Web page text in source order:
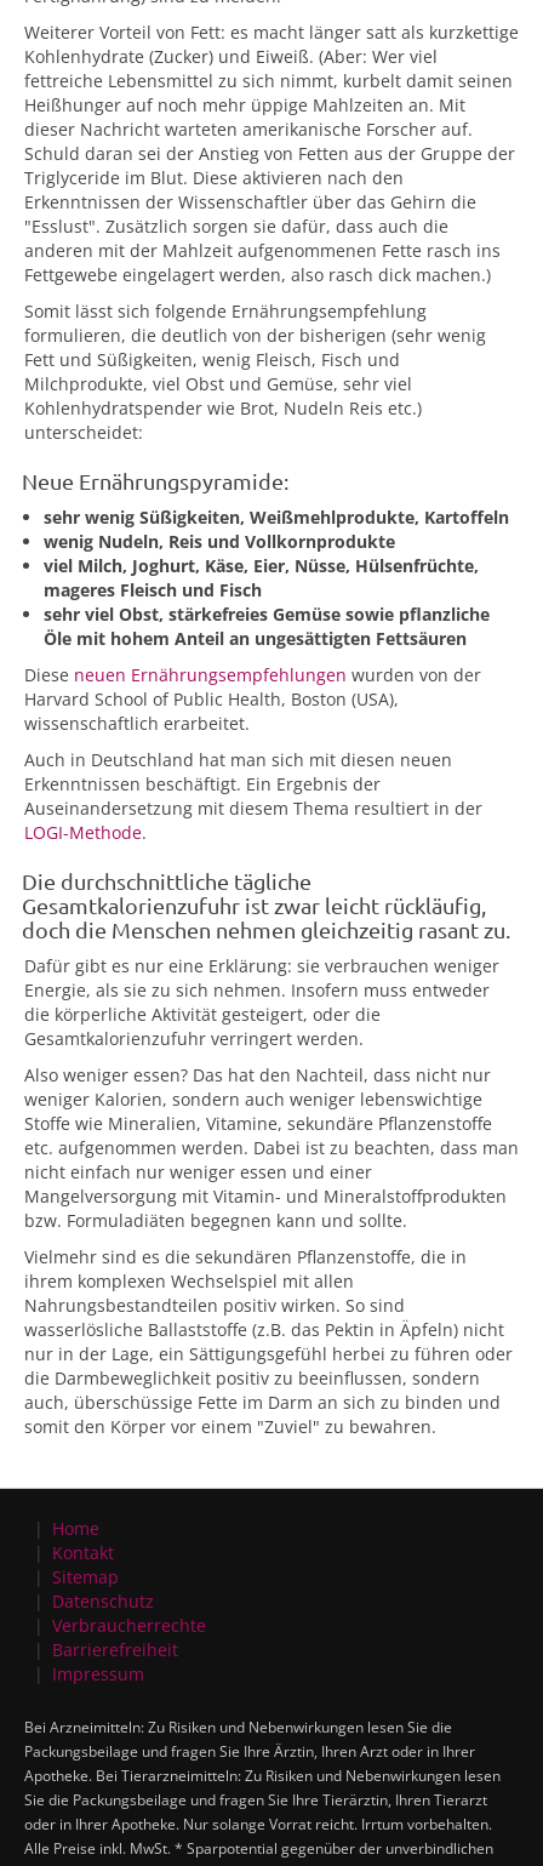
Weiterer Vorteil von Fett: es macht länger satt als kurzkettige
Kohlenhydrate (Zucker) und Eiweiß. (Aber: Wer viel
fettreiche Lebensmittel zu sich nimmt, kurbelt damit seinen
Heißhunger auf noch mehr üppige Mahlzeiten an. Mit
dieser Nachricht warteten amerikanische Forscher auf.
Schuld daran sei der Anstieg von Fetten aus der Gruppe der
Triglyceride im Blut. Diese aktivieren nach den
Erkenntnissen der Wissenschaftler über das Gehirn die
"Esslust". Zusätzlich sorgen sie dafür, dass auch die
anderen mit der Mahlzeit aufgenommenen Fette rasch ins
Fettgewebe eingelagert werden, also rasch dick machen.)
Somit lässt sich folgende Ernährungsempfehlung
formulieren, die deutlich von der bisherigen (sehr wenig
Fett und Süßigkeiten, wenig Fleisch, Fisch und
Milchprodukte, viel Obst und Gemüse, sehr viel
Kohlenhydratspender wie Brot, Nudeln Reis etc.)
unterscheidet:
Neue Ernährungspyramide:
sehr wenig Süßigkeiten, Weißmehlprodukte, Kartoffeln
wenig Nudeln, Reis und Vollkornprodukte
viel Milch, Joghurt, Käse, Eier, Nüsse, Hülsenfrüchte,
mageres Fleisch und Fisch
sehr viel Obst, stärkefreies Gemüse sowie pflanzliche
Öle mit hohem Anteil an ungesättigten Fettsäuren
Diese neuen Ernährungsempfehlungen wurden von der
Harvard School of Public Health, Boston (USA),
wissenschaftlich erarbeitet.
Auch in Deutschland hat man sich mit diesen neuen
Erkenntnissen beschäftigt. Ein Ergebnis der
Auseinandersetzung mit diesem Thema resultiert in der
LOGI-Methode.
Die durchschnittliche tägliche
Gesamtkalorienzufuhr ist zwar leicht rückläufig,
doch die Menschen nehmen gleichzeitig rasant zu.
Dafür gibt es nur eine Erklärung: sie verbrauchen weniger
Energie, als sie zu sich nehmen. Insofern muss entweder
die körperliche Aktivität gesteigert, oder die
Gesamtkalorienzufuhr verringert werden.
Also weniger essen? Das hat den Nachteil, dass nicht nur
weniger Kalorien, sondern auch weniger lebenswichtige
Stoffe wie Mineralien, Vitamine, sekundäre Pflanzenstoffe
etc. aufgenommen werden. Dabei ist zu beachten, dass man
nicht einfach nur weniger essen und einer
Mangelversorgung mit Vitamin- und Mineralstoffprodukten
bzw. Formuladiäten begegnen kann und sollte.
Vielmehr sind es die sekundären Pflanzenstoffe, die in
ihrem komplexen Wechselspiel mit allen
Nahrungsbestandteilen positiv wirken. So sind
wasserlösliche Ballaststoffe (z.B. das Pektin in Äpfeln) nicht
nur in der Lage, ein Sättigungsgefühl herbei zu führen oder
die Darmbeweglichkeit positiv zu beeinflussen, sondern
auch, überschüssige Fette im Darm an sich zu binden und
somit den Körper vor einem "Zuviel" zu bewahren.
Home
Kontakt
Sitemap
Datenschutz
Verbraucherrechte
Barrierefreiheit
Impressum
Bei Arzneimitteln: Zu Risiken und Nebenwirkungen lesen Sie die
Packungsbeilage und fragen Sie Ihre Ärztin, Ihren Arzt oder in Ihrer
Apotheke. Bei Tierarzneimitteln: Zu Risiken und Nebenwirkungen lesen
Sie die Packungsbeilage und fragen Sie Ihre Tierärztin, Ihren Tierarzt
oder in Ihrer Apotheke. Nur solange Vorrat reicht. Irrtum vorbehalten.
Alle Preise inkl. MwSt. * Sparpotential gegenüber der unverbindlichen